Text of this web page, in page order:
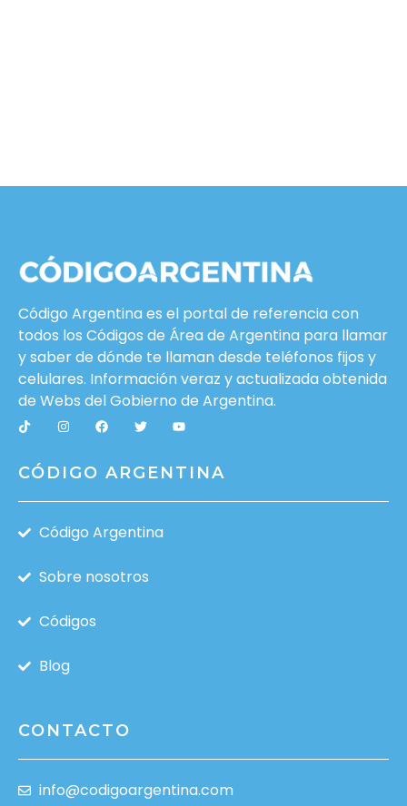
Código Argentina es el portal de referencia con
todos los Códigos de Área de Argentina para llamar
y saber de dónde te llaman desde teléfonos fijos y
celulares. Información veraz y actualizada obtenida
de Webs delGobierno de Argentina.
CÓDIGO ARGENTINA
Código Argentina
Sobre nosotros
Códigos
Blog
CONTACTO
info@codigoargentina.com